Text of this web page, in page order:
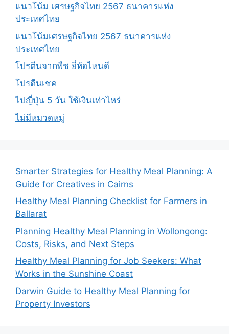
แนวโน้ม เศรษฐกิจไทย 2567 ธนาคารแห่ง
ประเทศไทย
แนวโน้มเศรษฐกิจไทย 2567 ธนาคารแห่ง
ประเทศไทย
โปรตีนจากพืช ยี่ห้อไหนดี
โปรตีนเชค
ไปญี่ปุ่น 5 วัน ใช้เงินเท่าไหร่
ไม่มีหมวดหมู่
Smarter Strategies for Healthy Meal Planning: A
Guide for Creatives in Cairns
Healthy Meal Planning Checklist for Farmers in
Ballarat
Planning Healthy Meal Planning in Wollongong:
Costs, Risks, and Next Steps
Healthy Meal Planning for Job Seekers: What
Works in the Sunshine Coast
Darwin Guide to Healthy Meal Planning for
Property Investors